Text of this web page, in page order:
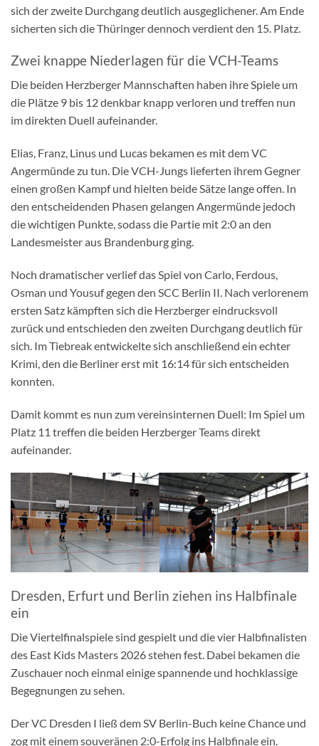
sich der zweite Durchgang deutlich ausgeglichener. Am Ende
sicherten sich die Thüringer dennoch verdient den 15. Platz.
Zwei knappe Niederlagen für die VCH-Teams
Die beiden Herzberger Mannschaften haben ihre Spiele um
die Plätze 9 bis 12 denkbar knapp verloren und treffen nun
im direkten Duell aufeinander.
Elias, Franz, Linus und Lucas bekamen es mit dem VC
Angermünde zu tun. Die VCH-Jungs lieferten ihrem Gegner
einen großen Kampf und hielten beide Sätze lange offen. In
den entscheidenden Phasen gelangen Angermünde jedoch
die wichtigen Punkte, sodass die Partie mit 2:0 an den
Landesmeister aus Brandenburg ging.
Noch dramatischer verlief das Spiel von Carlo, Ferdous,
Osman und Yousuf gegen den SCC Berlin II. Nach verlorenem
ersten Satz kämpften sich die Herzberger eindrucksvoll
zurück und entschieden den zweiten Durchgang deutlich für
sich. Im Tiebreak entwickelte sich anschließend ein echter
Krimi, den die Berliner erst mit 16:14 für sich entscheiden
konnten.
Damit kommt es nun zum vereinsinternen Duell: Im Spiel um
Platz 11 treffen die beiden Herzberger Teams direkt
aufeinander.
Dresden, Erfurt und Berlin ziehen ins Halbfinale
ein
Die Viertelfinalspiele sind gespielt und die vier Halbfinalisten
des East Kids Masters 2026 stehen fest. Dabei bekamen die
Zuschauer noch einmal einige spannende und hochklassige
Begegnungen zu sehen.
Der VC Dresden I ließ dem SV Berlin-Buch keine Chance und
zog mit einem souveränen 2:0-Erfolg ins Halbfinale ein.